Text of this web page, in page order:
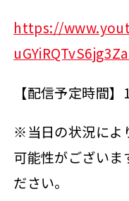
https://
【配信予定時間
※当日の状況によ
可能性がございま
ださい。